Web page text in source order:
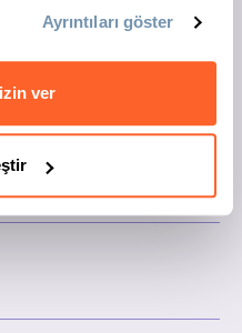
Ayrıntıları göster
ver